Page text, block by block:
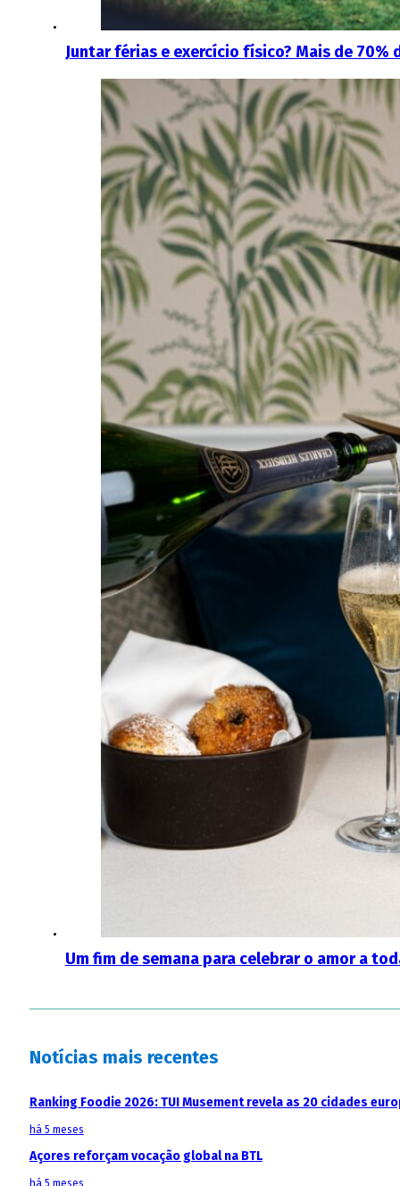
Juntar férias e exercício físico? Mais de
Um fim de semana para celebrar o amor a
Notícias mais recentes
Ranking Foodie 2026: TUI Musement revela as 20 cidades
há 5 meses
Açores reforçam vocação global na BTL
há 5 meses